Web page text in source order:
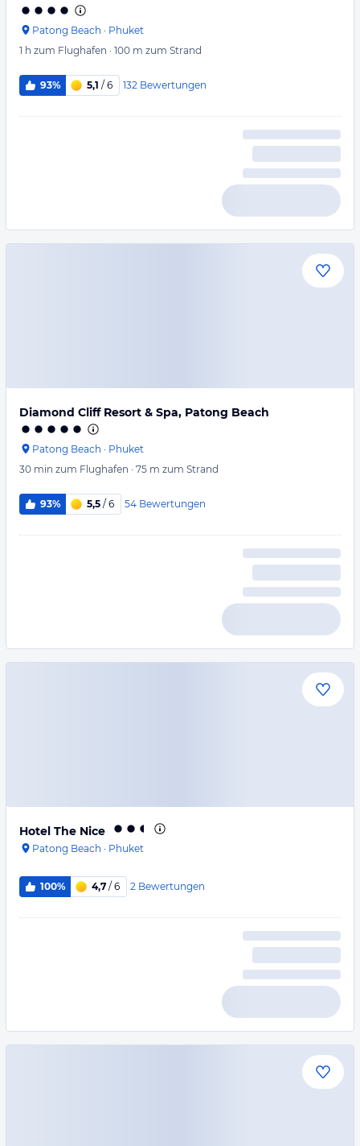
Patong Beach · Phuket
1 h zum Flughafen · 100 m zum Strand
93% 5,1 / 6 132 Bewertungen
Diamond Cliff Resort & Spa, Patong Beach
Patong Beach · Phuket
30 min zum Flughafen · 75 m zum Strand
93% 5,5 / 6 54 Bewertungen
Hotel The Nice
Patong Beach · Phuket
100% 4,7 / 6 2 Bewertungen